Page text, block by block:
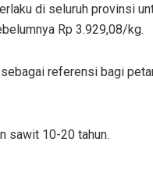
di seluruh provinsi
Rp 3.929,08/kg.
referensi bagi
sawit 10-20 tahun.